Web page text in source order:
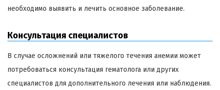
необходимо выявить и лечить основное заболевание.
Консультация специалистов
В случае осложнений или тяжелого течения анемии может
потребоваться консультация гематолога или других
специалистов для дополнительного лечения или наблюдения.